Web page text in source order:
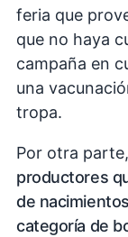
feria que
que no haya
campaña en
una
tropa.
Por otra
productores
de
categoría de